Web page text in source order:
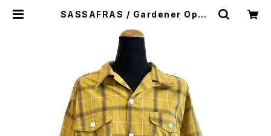
SASSAFRAS / Gardener Open
clothing